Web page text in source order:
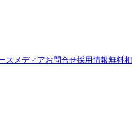
ス メディアお問合せ採用情報無料相